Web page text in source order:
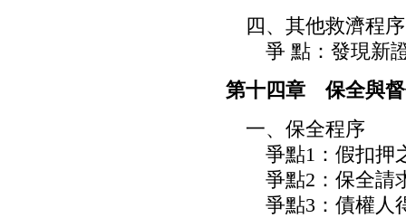
四、其他救濟程序
爭 點：發現新證
第十四章 保全與
一、保全程序
爭點1：假扣押
爭點2：保全請求
爭點3：債權人得